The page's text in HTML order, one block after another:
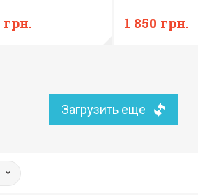
грн. 1 850 грн.
Загрузить еще